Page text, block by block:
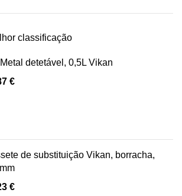
classificação
detetável, 0,5L Vikan
€
de substituição Vikan, borracha,
€